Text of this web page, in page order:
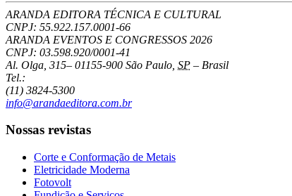
ARANDA EDITORA TÉCNICA E CULTURAL
CNPJ: 55.922.157.0001-66
ARANDA EVENTOS E CONGRESSOS 2026
CNPJ: 03.598.920/0001-41
Al. Olga, 315– 01155-900 São Paulo SP – Brasil
Tel.:
(11) 3824-5300
info@arandaeditora.com.br
Nossas revistas
Corte e Conformação de Metais
Eletricidade Moderna
Fotovolt